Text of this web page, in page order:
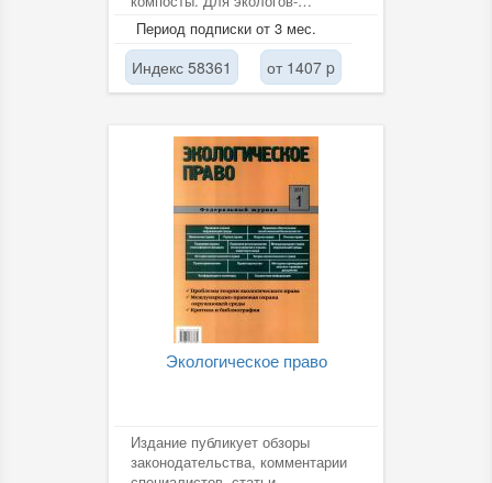
практиков.
Период подписки от 3 мес.
Индекс 58361 от 1407 p
Экологическое право
Издание публикует обзоры
законодательства, комментарии